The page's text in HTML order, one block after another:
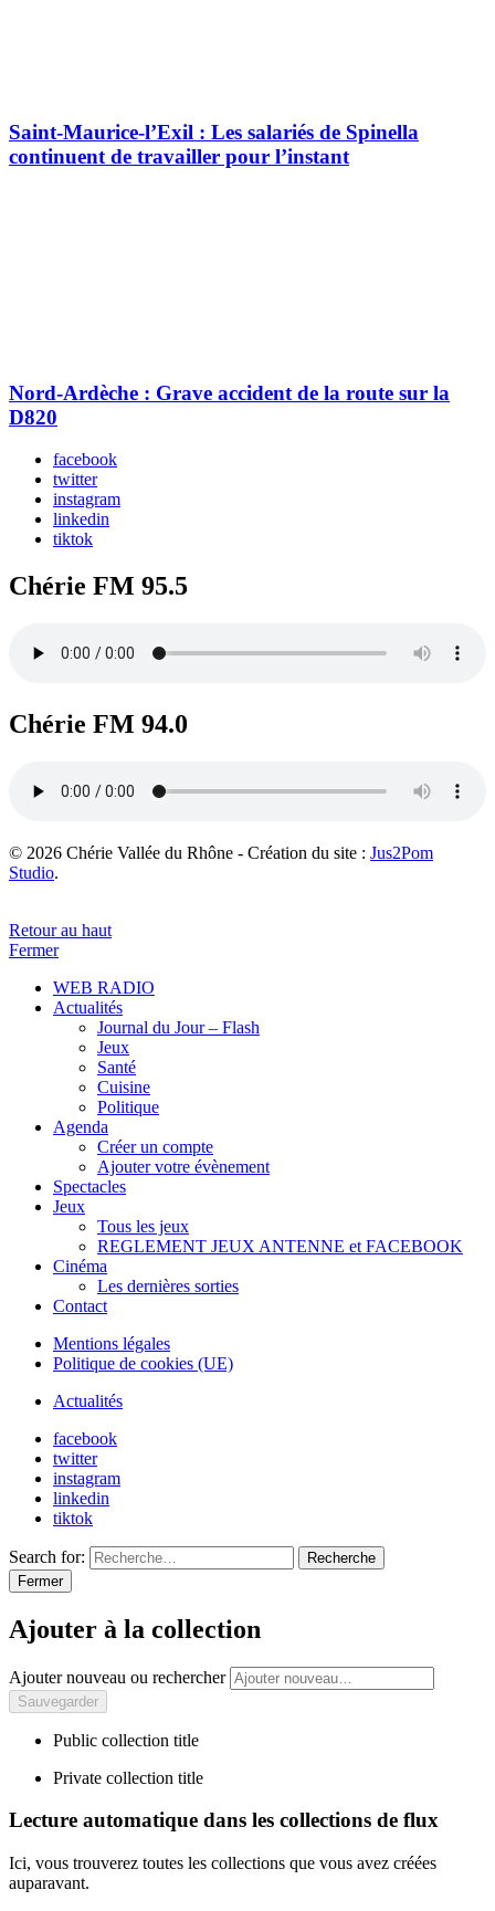
Saint-Maurice-l’Exil : Les salariés de Spinella
continuent de travailler pour l’instant
Nord-Ardèche : Grave accident de la route sur la
D820
facebook
twitter
instagram
linkedin
tiktok
Chérie FM 95.5
Chérie FM 94.0
© 2026 Chérie Vallée du Rhône - Création du site : Jus2Pom
Studio.
Retour au haut
Fermer
WEB RADIO
Actualités
Journal du Jour – Flash
Jeux
Santé
Cuisine
Politique
Agenda
Créer un compte
Ajouter votre évènement
Spectacles
Jeux
Tous les jeux
REGLEMENT JEUX ANTENNE et FACEBOOK
Cinéma
Les dernières sorties
Contact
Mentions légales
Politique de cookies (UE)
Actualités
facebook
twitter
instagram
linkedin
tiktok
Search for:
Recherche
Fermer
Ajouter à la collection
Ajouter nouveau ou rechercher
Public collection title
Private collection title
Lecture automatique dans les collections de flux
Ici, vous trouverez toutes les collections que vous avez créées
auparavant.